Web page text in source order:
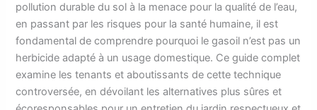
pollution durable du sol à la menace pour la qualité de l’eau,
en passant par les risques pour la santé humaine, il est
fondamental de comprendre pourquoi le gasoil n’est pas un
herbicide adapté à un usage domestique. Ce guide complet
examine les tenants et aboutissants de cette technique
controversée, en dévoilant les alternatives plus sûres et